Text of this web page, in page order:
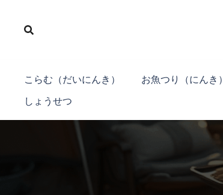
こらむ（だいにんき） お魚つり（にんき）
しょうせつ